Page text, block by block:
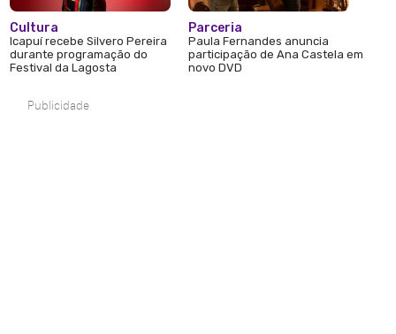
Cultura
Icapuí recebe Silvero Pereira
durante programação do
Festival da Lagosta
Parceria
Paula Fernandes anuncia
participação de Ana Castela em
novo DVD
Publicidade